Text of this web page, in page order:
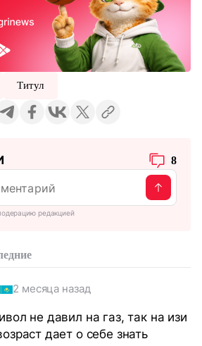
Титул
8
редакцией
2 месяца назад
не давил на газ, так на изи
дает о себе знать